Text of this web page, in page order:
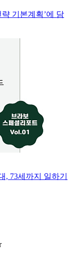
기본계획’에 담
, 73세까지 일하기